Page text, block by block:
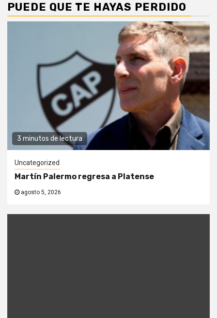
PUEDE QUE TE HAYAS PERDIDO
3 minutos de lectura
Uncategorized
Martín Palermo regresa a Platense
agosto 5, 2026